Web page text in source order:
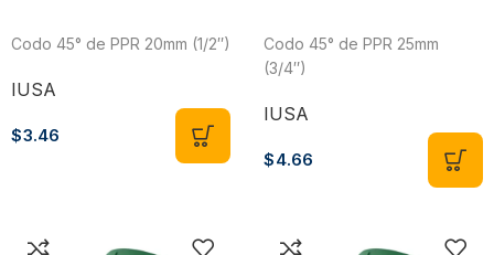
Codo 45° de PPR 20mm (1/2″)
IUSA
$3.46
Codo 45° de PPR 25mm
(3/4″)
IUSA
$4.66